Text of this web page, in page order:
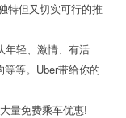
特但又切实可行的推
年轻、激情、有活
等。Uber带给你的
量免费乘车优惠!